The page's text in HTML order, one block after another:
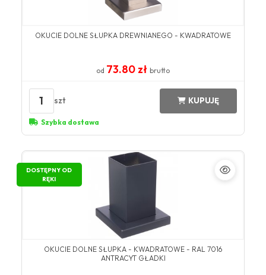
OKUCIE DOLNE SŁUPKA DREWNIANEGO - KWADRATOWE
od 73.80 zł brutto
1 szt KUPUJĘ
Szybka dostawa
DOSTĘPNY OD
RĘKI
OKUCIE DOLNE SŁUPKA - KWADRATOWE - RAL 7016
ANTRACYT GŁADKI